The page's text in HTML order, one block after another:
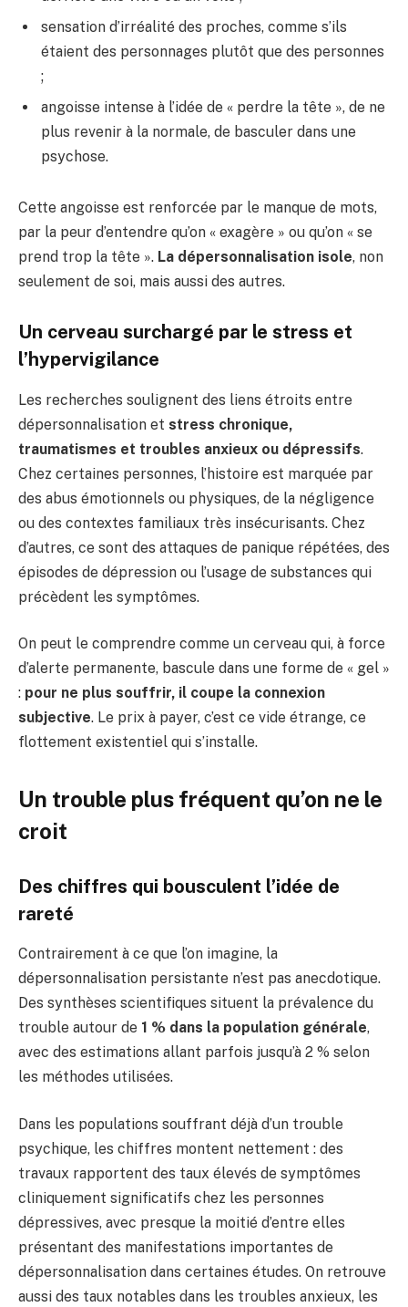
sensation d’irréalité des proches, comme s’ils
étaient des personnages plutôt que des personnes
;
angoisse intense à l’idée de « perdre la tête », de ne
plus revenir à la normale, de basculer dans une
psychose.
Cette angoisse est renforcée par le manque de mots,
par la peur d’entendre qu’on « exagère » ou qu’on « se
prend trop la tête ». La dépersonnalisation isole, non
seulement de soi, mais aussi des autres.
Un cerveau surchargé par le stress et
l’hypervigilance
Les recherches soulignent des liens étroits entre
dépersonnalisation et stress chronique,
traumatismes et troubles anxieux ou dépressifs.
Chez certaines personnes, l’histoire est marquée par
des abus émotionnels ou physiques, de la négligence
ou des contextes familiaux très insécurisants. Chez
d’autres, ce sont des attaques de panique répétées, des
épisodes de dépression ou l’usage de substances qui
précèdent les symptômes.
On peut le comprendre comme un cerveau qui, à force
d’alerte permanente, bascule dans une forme de « gel »
: pour ne plus souffrir, il coupe la connexion
subjective. Le prix à payer, c’est ce vide étrange, ce
flottement existentiel qui s’installe.
Un trouble plus fréquent qu’on ne le
croit
Des chiffres qui bousculent l’idée de
rareté
Contrairement à ce que l’on imagine, la
dépersonnalisation persistante n’est pas anecdotique.
Des synthèses scientifiques situent la prévalence du
trouble autour de 1 % dans la population générale,
avec des estimations allant parfois jusqu’à 2 % selon
les méthodes utilisées.
Dans les populations souffrant déjà d’un trouble
psychique, les chiffres montent nettement : des
travaux rapportent des taux élevés de symptômes
cliniquement significatifs chez les personnes
dépressives, avec presque la moitié d’entre elles
présentant des manifestations importantes de
dépersonnalisation dans certaines études. On retrouve
aussi des taux notables dans les troubles anxieux, les